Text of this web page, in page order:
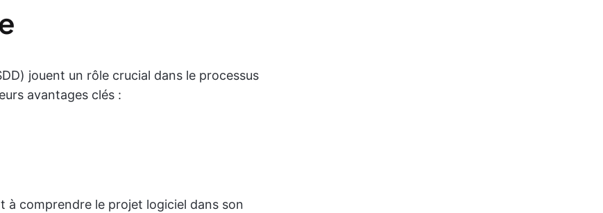
jouent un rôle crucial dans le processus
avantages clés :
à comprendre le projet logiciel dans son